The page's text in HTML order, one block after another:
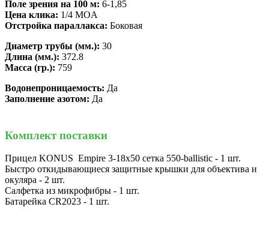
Поле зрения на 100 м: 6-1,85
Цена клика: 1/4 MOA
Отстройка параллакса: Боковая
Диаметр трубы (мм.): 30
Длина (мм.): 372.8
Масса (гр.): 759
Водонепроницаемость: Да
Заполнение азотом: Да
Комплект поставки
Прицел KONUS Empire 3-18x50 сетка 550-ballistic - 1 шт.
Быстро откидывающиеся защитные крышки для объектива и
окуляра - 2 шт.
Салфетка из микрофибры - 1 шт.
Батарейка CR2023 - 1 шт.